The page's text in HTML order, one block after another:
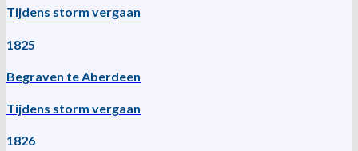
Tijdens storm vergaan
1825
Begraven te Aberdeen
Tijdens storm vergaan
1826